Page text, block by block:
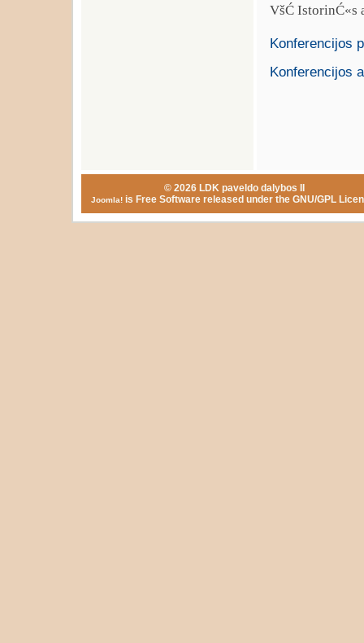
VšĆ
Konferencijos
Konferencijos
© 2026 LDK paveldo dalybos II
Joomla! is Free Software released under the GNU/GPL